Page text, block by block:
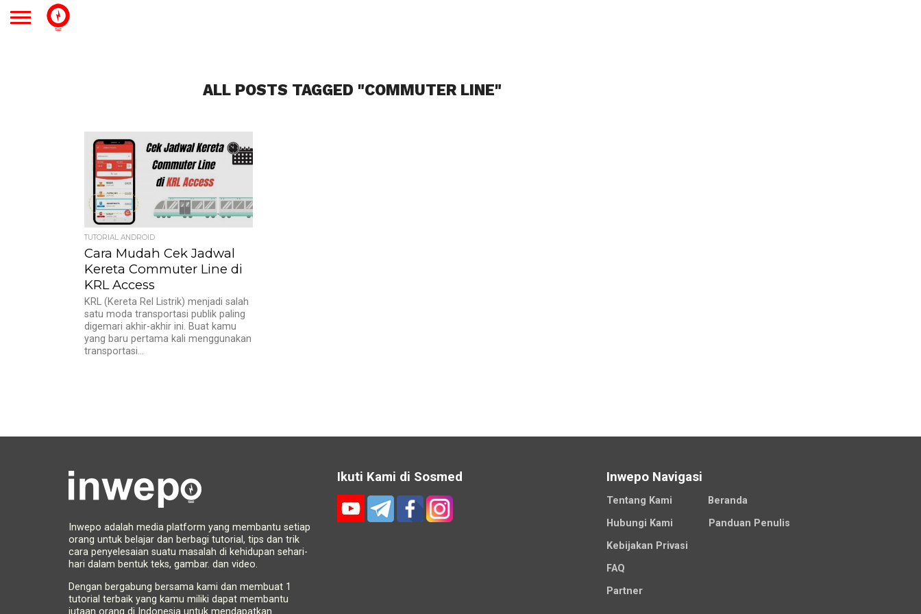
ALL POSTS TAGGED "COMMUTER LINE"
TUTORIAL ANDROID
Cara Mudah Cek Jadwal
Kereta Commuter Line di
KRL Access
KRL (Kereta Rel Listrik) menjadi salah
satu moda transportasi publik paling
digemari akhir-akhir ini. Buat kamu
yang baru pertama kali menggunakan
transportasi...
Inwepo adalah media platform yang membantu setiap
orang untuk belajar dan berbagi tutorial, tips dan trik
cara penyelesaian suatu masalah di kehidupan sehari-
hari dalam bentuk teks, gambar. dan video.
Dengan bergabung bersama kami dan membuat 1
tutorial terbaik yang kamu miliki dapat membantu
jutaan orang di Indonesia untuk mendapatkan
Ikuti Kami di Sosmed Inwepo Navigasi
Tentang Kami
Beranda
Hubungi Kami
Panduan Penulis
Kebijakan Privasi
FAQ
Partner